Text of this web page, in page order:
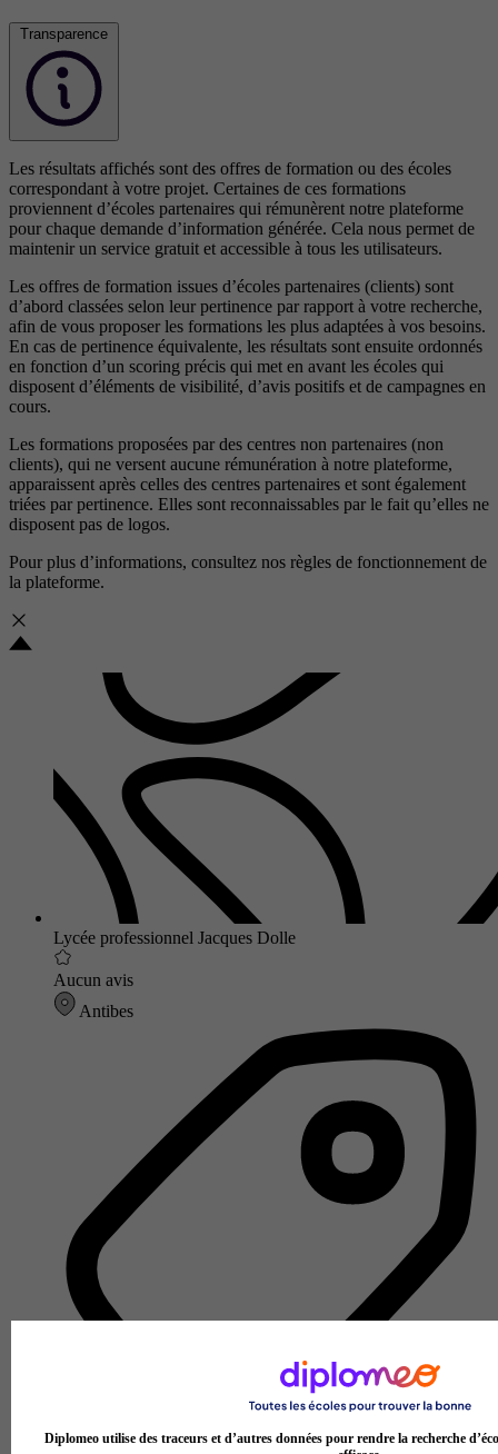
Transparence
Les résultats affichés sont des offres de formation ou des écoles
correspondant à votre projet. Certaines de ces formations
proviennent d’écoles partenaires qui rémunèrent notre plateforme
pour chaque demande d’information générée. Cela nous permet de
maintenir un service gratuit et accessible à tous les utilisateurs.
Les offres de formation issues d’écoles partenaires (clients) sont
d’abord classées selon leur pertinence par rapport à votre recherche,
afin de vous proposer les formations les plus adaptées à vos besoins.
En cas de pertinence équivalente, les résultats sont ensuite ordonnés
en fonction d’un scoring précis qui met en avant les écoles qui
disposent d’éléments de visibilité, d’avis positifs et de campagnes en
cours.
Les formations proposées par des centres non partenaires (non
clients), qui ne versent aucune rémunération à notre plateforme,
apparaissent après celles des centres partenaires et sont également
triées par pertinence. Elles sont reconnaissables par le fait qu’elles ne
disposent pas de logos.
Pour plus d’informations, consultez nos règles de fonctionnement de
la plateforme.
Lycée professionnel Jacques Dolle
Aucun avis
Antibes
Diplomeo utilise des traceurs et d’autres données pour rendre la recherche